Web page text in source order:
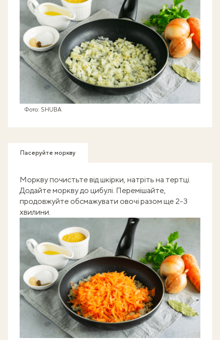
Фото: SHUBA
Пасеруйте моркву
Моркву почистьте від шкірки, натріть на тертці.
Додайте моркву до цибулі. Перемішайте,
продовжуйте обсмажувати овочі разом ще 2-3
хвилини.